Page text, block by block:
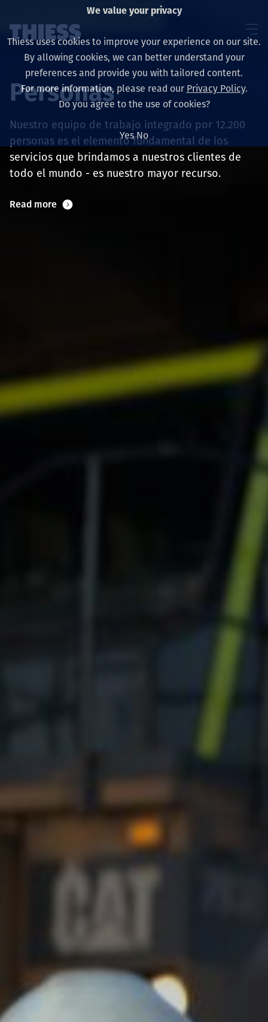
Sobre nosotros
Sustainability
Contact
Personas
Nuestro equipo de trabajo integrado por 12.200
personas es el elemento fundamental de los
servicios que brindamos a nuestros clientes de
todo el mundo - es nuestro mayor recurso.
Read more
We value your privacy
Thiess uses cookies to improve your experience on our site.
By allowing cookies, we can better understand your
preferences and provide you with tailored content.
For more information, please read our Privacy Policy.
Do you agree to the use of cookies?
Yes No